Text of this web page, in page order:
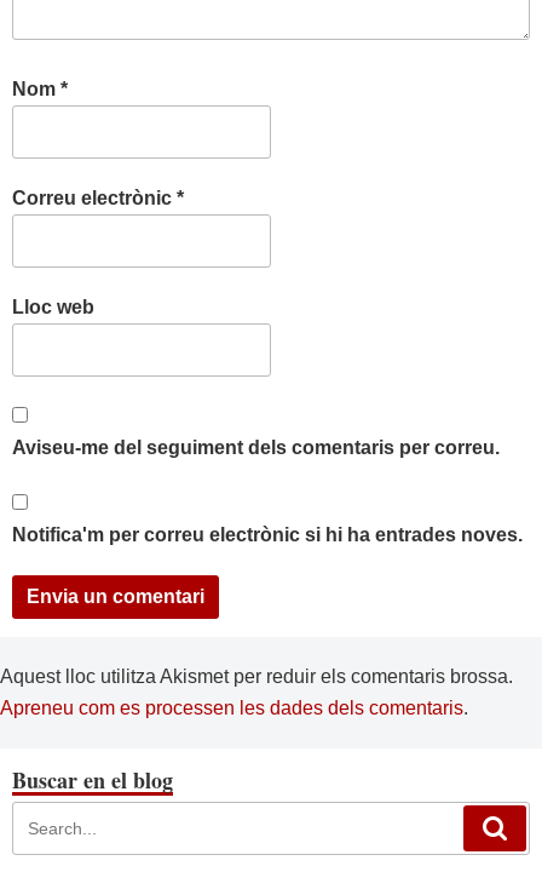
Nom *
Correu electrònic *
Lloc web
Aviseu-me del seguiment dels comentaris per correu.
Notifica'm per correu electrònic si hi ha entrades noves.
Aquest lloc utilitza Akismet per reduir els comentaris brossa.
Apreneu com es processen les dades dels comentaris.
Buscar en el blog